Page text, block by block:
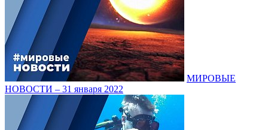
МИРОВЫЕ
НОВОСТИ – 31 января 2022